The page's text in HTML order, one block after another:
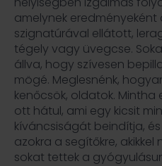
amelynek
szignatúrával ellátott,
tégely vagy üvegcse.
állva, hogy szívesen
mögé. Meglesnénk,
kenőcsök, oldatok.
ott hátul, ami egy kicsit
kíváncsiságát beindítja,
azokra a segítőkre, akikkel
sokat tettek a